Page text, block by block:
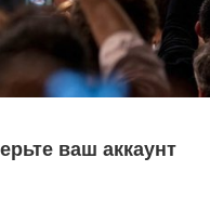
ваш аккаунт